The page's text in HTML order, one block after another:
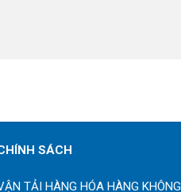
SÁCH
TẢI HÀNG HÓA HÀNG KHÔNG